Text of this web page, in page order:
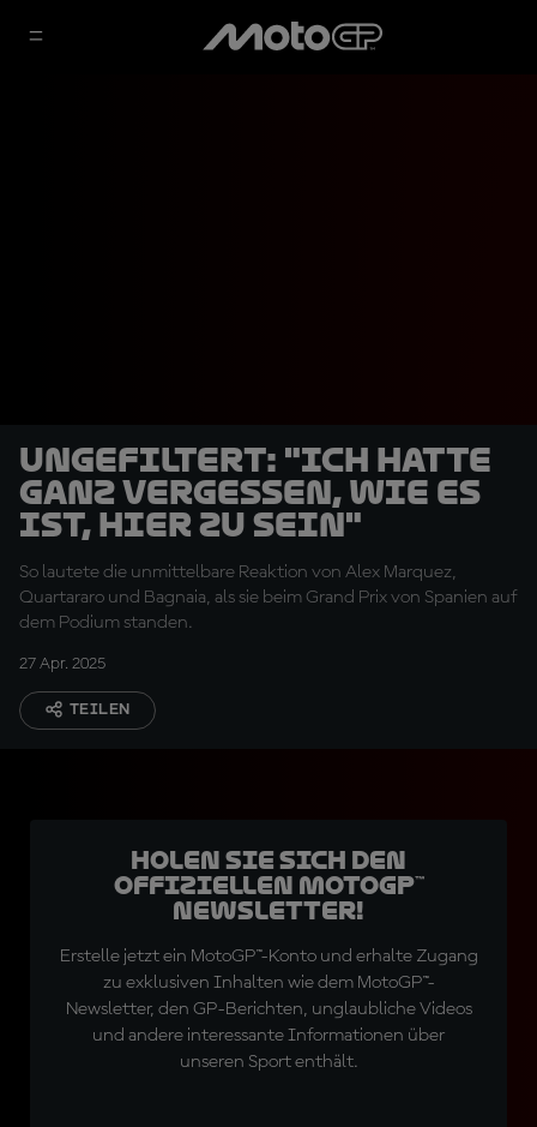
UNGEFILTERT: "Ich hatte
ganz vergessen, wie es
ist, hier zu sein"
So lautete die unmittelbare Reaktion von Alex Marquez,
Quartararo und Bagnaia, als sie beim Grand Prix von Spanien auf
dem Podium standen.
27 Apr. 2025
TEILEN
Holen Sie sich den
offiziellen MotoGP™
Newsletter!
Erstelle jetzt ein MotoGP™-Konto und erhalte Zugang
zu exklusiven Inhalten wie dem MotoGP™-
Newsletter, den GP-Berichten, unglaubliche Videos
und andere interessante Informationen über
unseren Sport enthält.